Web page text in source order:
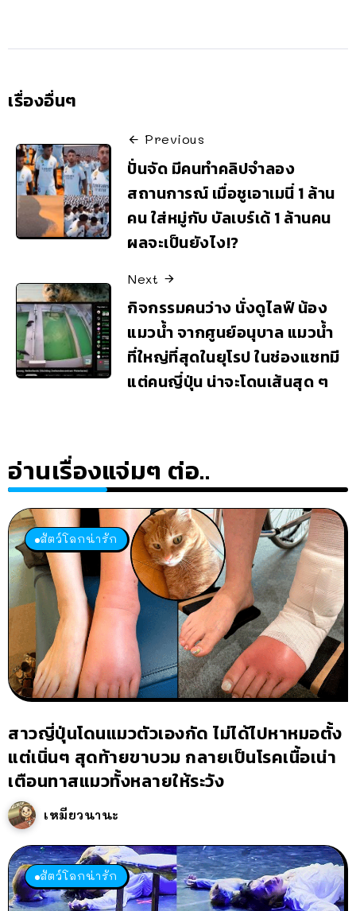
เรื่องอื่นๆ
Previous
ปั่นจัด มีคนทำคลิปจำลอง
สถานการณ์ เมื่อชูเอาเมนี่ 1 ล้าน
คน ใส่หมู่กับ บัลเบร์เด้ 1 ล้านคน
ผลจะเป็นยังไง!?
Next
กิจกรรมคนว่าง นั่งดูไลฟ์ น้อง
แมวน้ำ จากศูนย์อนุบาล แมวน้ำ
ที่ใหญ่ที่สุดในยุโรป ในช่องแชทมี
แต่คนญี่ปุ่น น่าจะโดนเส้นสุด ๆ
อ่านเรื่องแจ่มๆ ต่อ..
สัตว์โลกน่ารัก
สาวญี่ปุ่นโดนแมวตัวเองกัด ไม่ได้ไปหาหมอตั้ง
แต่เนิ่นๆ สุดท้ายขาบวม กลายเป็นโรคเนื้อเน่า
เตือนทาสแมวทั้งหลายให้ระวัง
เหมียวนานะ
สัตว์โลกน่ารัก